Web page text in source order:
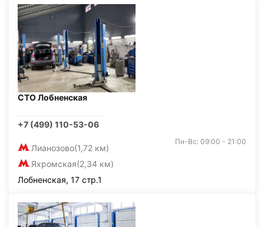
СТО Лобненская
+7 (499) 110-53-06
Лианозово(1,72 км)
Яхромская(2,34 км)
Пн-Вс: 09:00 - 21:00
Лобненская, 17 стр.1